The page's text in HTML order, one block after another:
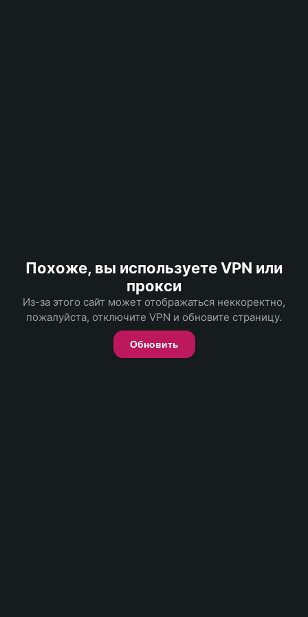
Похоже, вы используете VPN или
прокси
Из-за этого сайт может отображаться неккоректно,
пожалуйста, отключите VPN и обновите страницу.
Обновить